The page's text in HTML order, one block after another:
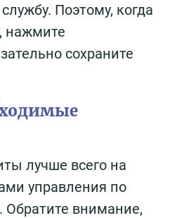
Поэтому, когда
нажмите
сохраните
лучше всего на
управления по
Обратите внимание,